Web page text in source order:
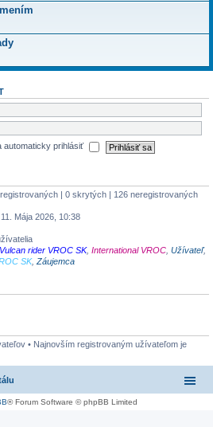
automaticky prihlásiť
| 0 skrytých | 126 neregistrovaných
, 11. Mája 2026, 10:38
Vulcan rider VROC SK, International VROC Užívateľ,
SK, Záujemca
• Najnovším registrovaným užívateľom je
® Forum Software © phpBB Limited